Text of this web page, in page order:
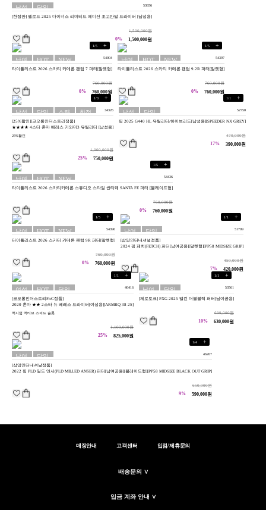
남성
용
당일
배송
53656
[한정판] 엘로드 2025 다이너스 리미티드 에디션 초고반발 드라이버 [남성용]
1,500,000원
0% 1,500,000원
1/5 +
남여
공용
HOT NEW 54004
타이틀리스트 2026 스카티 카메론 팬텀 7 퍼터[말렛형]
760,000원
0% 760,000원
1/5 +
남여
공용
HOT NEW 54397
타이틀리스트 2026 스카티 카메론 팬텀 9.2R 퍼터[말렛형]
760,000원
0% 760,000원
1/3 +
남성
용
당일
배송
소량
재고
한정
34326
[25%할인][코오롱인더스트리정품]
★★★★ 4스타 혼마 베레스 키와미3 유틸리티 [남성용]
25%할인
1,000,000원
25% 750,000원
1/1 +
남성
용
당일
배송
52750
핑 2025 G440 HL 유틸리티/하이브리드[남성용][SPEEDER NX GREY]
470,000원
17% 390,000원
1/5 +
남여
공용
HOT NEW 54436
타이틀리스트 2026 스카티카메론 스튜디오 스타일 싼타페 SANTA FE 퍼터 [블레이드형]
760,000원
0% 760,000원
1/5 +
남여
공용
HOT NEW 54396
타이틀리스트 2026 스카티 카메론 팬텀 9R 퍼터[말렛형]
760,000원
0% 760,000원
1/1 +
남여
공용
당일
배송
51709
[삼양인터내셔널정품]
2024 핑 페치(FETCH) 퍼터[남여공용][말렛형][PP58 MIDSIZE GRIP]
450,000원
7% 420,000원
1/1 +
여성
용
HOT
당일
배송
40416
[코오롱인더스트리FnC정품]
2020 혼마 ★★ 2스타 뉴 베레스 드라이버[여성용][ARMRQ 38 2S]
맥시멈 액티브 스피드 슬롯
1,100,000원
25% 825,000원
1/1 +
남여
공용
당일
배송
53561
[제로토크] PXG 2025 앨런 더블블랙 퍼터[남여공용]
699,000원
10% 630,000원
1/4 +
남여
공용
당일
배송
46267
[삼양인터내셔날정품]
2022 핑 PLD 밀드 앤서(PLD MILLED ANSER) 퍼터[남여공용][블레이드형][PP58 MIDSIZE BLACK OUT GRIP]
650,000원
9% 590,000원
매장안내 고객센터 입점/제휴문의
배송문의 ∨
입금 계좌 안내 ∨